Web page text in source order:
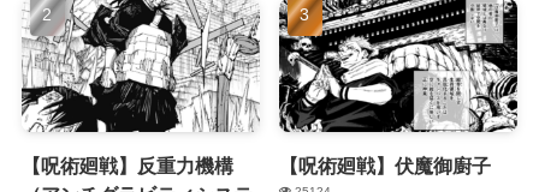
【呪術廻戦】反重力機構
【呪術廻戦】伏魔御廚子